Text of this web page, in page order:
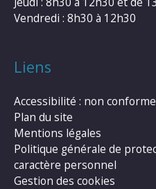
Vendredi : 8h30 à 12h30
Liens
Accessibilité : non conforme
Plan du site
Mentions légales
Politique générale de
caractère personnel
Gestion des cookies